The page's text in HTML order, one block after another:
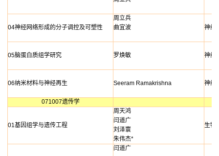
04神经网络形成的分子调控及可塑性
周立兵
神经
曲宜波
05脑蛋白质组学研究 罗焕敏 神经
06纳米材料与神经再生 Seeram Ramakrishna 神经
071007遗传学
01基因组学与遗传工程
周天鸿
生物
闫道广
刘泽寰
朱伟杰*
闫道广